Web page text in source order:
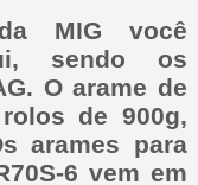
MIG você
sendo os
O arame de
de 900g,
arames para
6 vem em